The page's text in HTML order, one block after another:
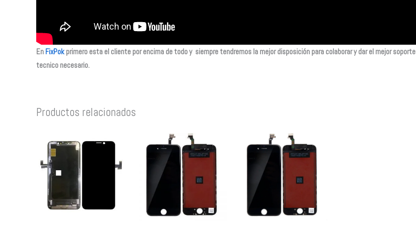
En FixPok primero esta el cliente por encima de todo y siempre tendremos la mejor disposición para colaborar y dar el mejor soporte
tecnico necesario.
Productos relacionados